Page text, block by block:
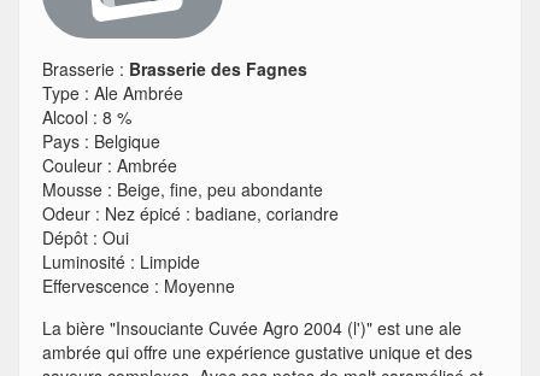
Brasserie : Brasserie des Fagnes
Type : Ale Ambrée
Alcool : 8 %
Pays : Belgique
Couleur : Ambrée
Mousse : Beige, fine, peu abondante
Odeur : Nez épicé : badiane, coriandre
Dépôt : Oui
Luminosité : Limpide
Effervescence : Moyenne
La bière "Insouciante Cuvée Agro 2004 (l')" est une ale
ambrée qui offre une expérience gustative unique et des